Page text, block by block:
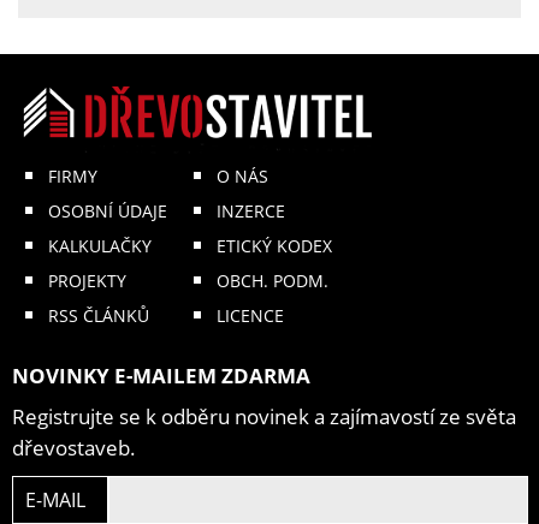
FIRMY
OSOBNÍ ÚDAJE
KALKULAČKY
PROJEKTY
RSS ČLÁNKŮ
O NÁS
INZERCE
ETICKÝ KODEX
OBCH. PODM.
LICENCE
NOVINKY E-MAILEM ZDARMA
Registrujte se k odběru novinek a zajímavostí ze světa
dřevostaveb.
E-MAIL